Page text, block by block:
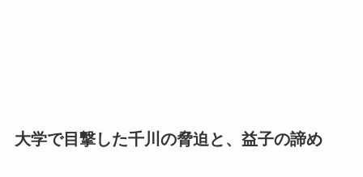
大学で目撃した千川の脅迫と、益子の諦め